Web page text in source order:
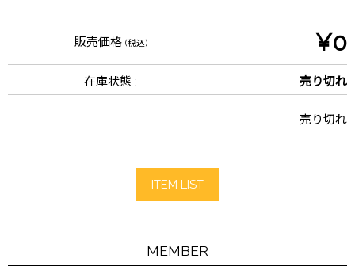
販売価格 (税込) ¥0
在庫状態 : 売り切れ
売り切れ
ITEM LIST
MEMBER